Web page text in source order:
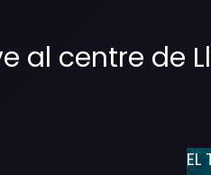
al centre de
EL